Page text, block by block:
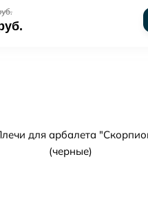
ADDER